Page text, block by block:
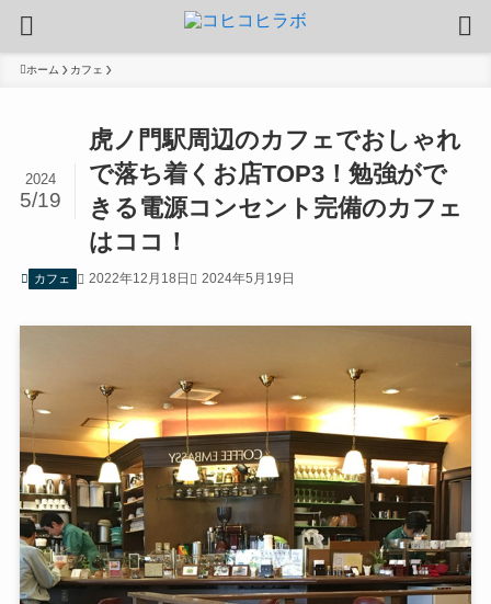
ホーム カフェ
虎ノ門駅周辺のカフェでおしゃれ
で落ち着くお店TOP3！勉強がで
きる電源コンセント完備のカフェ
はココ！
2024
5/19
カフェ 2022年12月18日 2024年5月19日